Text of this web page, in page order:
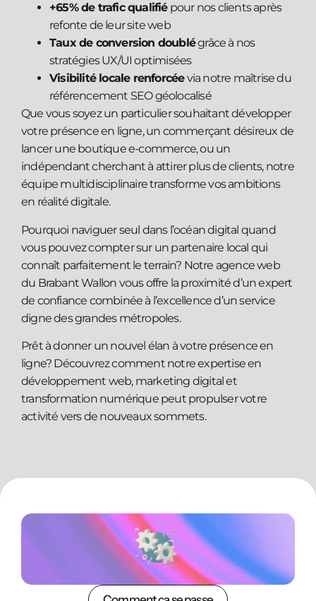
+65% de trafic qualifiépour nos clients après
refonte de leur site web
Taux de conversion doublégrâce à nos
stratégies UX/UI optimisées
Visibilité locale renforcéevia notre maîtrise du
référencement SEO géolocalisé
Que vous soyez un particulier souhaitant développer
votre présence en ligne, un commerçant désireux de
lancer une boutique e-commerce, ou un
indépendant cherchant à attirer plus de clients, notre
équipe multidisciplinaire transforme vos ambitions
en réalité digitale.
Pourquoi naviguer seul dans l’océan digital quand
vous pouvez compter sur un partenaire local qui
connaît parfaitement le terrain? Notre agence web
du Brabant Wallon vous offre la proximité d’un expert
de confiance combinée à l’excellence d’un service
digne des grandes métropoles.
Prêt à donner un nouvel élan à votre présence en
ligne? Découvrez comment notre expertise en
développement web, marketing digital et
transformation numérique peut propulser votre
activité vers de nouveaux sommets.